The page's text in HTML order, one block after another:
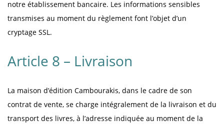
notre établissement bancaire. Les informations sensibles
transmises au moment du règlement font l’objet d’un
cryptage SSL.
Article 8 – Livraison
La maison d’édition Cambourakis, dans le cadre de son
contrat de vente, se charge intégralement de la livraison et du
transport des livres, à l’adresse indiquée au moment de la